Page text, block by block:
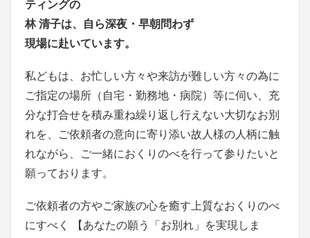
ティングの
林 清子は、自ら深夜・早朝問わず
現場に赴いています。
私どもは、お忙しい方々や来訪が難しい方々の為に
ご指定の場所（自宅・勤務地・病院）等に伺い、充
分な打合せを積み重ね繰り返し行えない大切なお別
れを、ご依頼者の意向に寄り添い故人様の人柄に触
れながら、ご一緒におくりのべを行って参りたいと
願っております。
ご依頼者の方やご家族の心を癒す上質なおくりのべ
にすべく 【あなたの願う「お別れ」を実現しま